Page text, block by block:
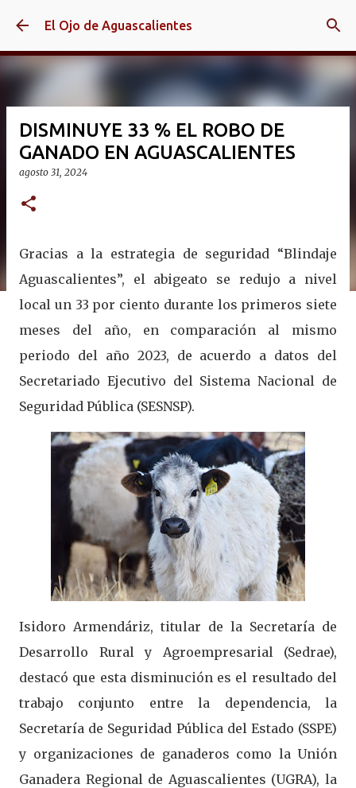
Ir al contenido principal
El Ojo de Aguascalientes
DISMINUYE 33 % EL ROBO DE
GANADO EN AGUASCALIENTES
agosto 31, 2024
Gracias a la estrategia de seguridad “Blindaje
Aguascalientes”, el abigeato se redujo a nivel
local un 33 por ciento durante los primeros siete
meses del año, en comparación al mismo
periodo del año 2023, de acuerdo a datos del
Secretariado Ejecutivo del Sistema Nacional de
Seguridad Pública (SESNSP).
Isidoro Armendáriz, titular de la Secretaría de
Desarrollo Rural y Agroempresarial (Sedrae),
destacó que esta disminución es el resultado del
trabajo conjunto entre la dependencia, la
Secretaría de Seguridad Pública del Estado (SSPE)
y organizaciones de ganaderos como la Unión
Ganadera Regional de Aguascalientes (UGRA), la